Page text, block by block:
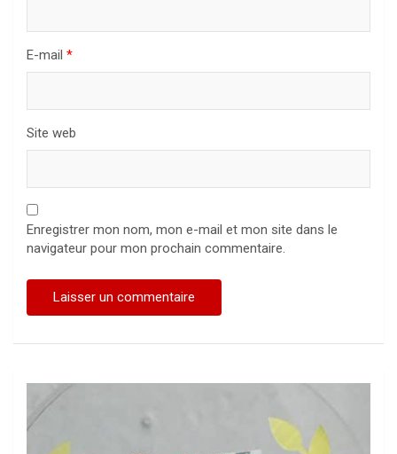
E-mail *
Site web
Enregistrer mon nom, mon e-mail et mon site dans le
navigateur pour mon prochain commentaire.